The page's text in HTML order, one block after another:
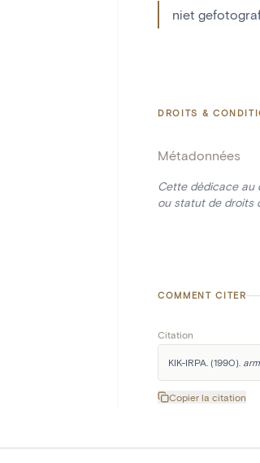
niet
DROITS &
Métadonnées
Cette dédicace au
ou statut de droits
COMMENT CITER
Citation
KIK-IRPA. (1990).
Copier la citation